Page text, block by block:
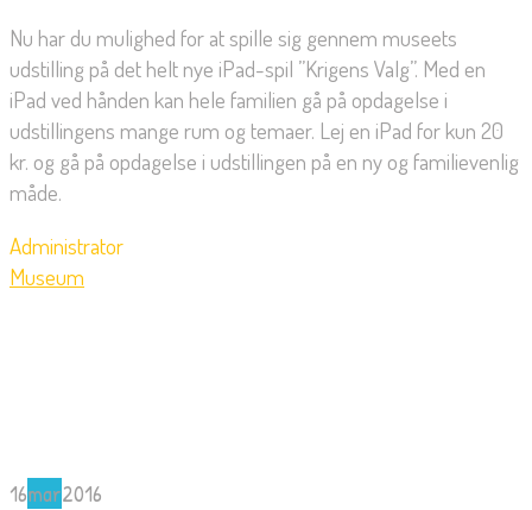
Nu har du mulighed for at spille sig gennem museets
udstilling på det helt nye iPad-spil ”Krigens Valg”. Med en
iPad ved hånden kan hele familien gå på opdagelse i
udstillingens mange rum og temaer. Lej en iPad for kun 20
kr. og gå på opdagelse i udstillingen på en ny og familievenlig
måde.
Administrator
Museum
16mar2016